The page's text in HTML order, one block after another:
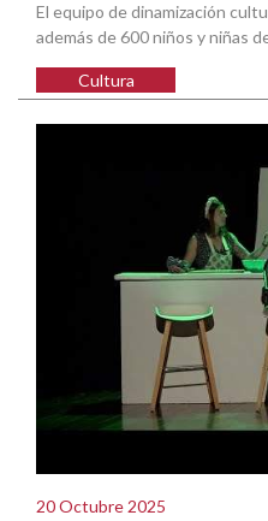
El equipo de dinamización
además de 600 niños y niñas
Cultura
20 Octubre 2025